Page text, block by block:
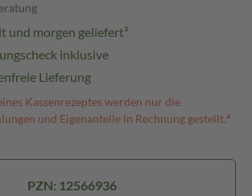
und morgen geliefert³
inklusive
Lieferung
Kassenrezeptes werden nur die
und Eigenanteile in Rechnung gestellt.⁴
PZN: 12566936